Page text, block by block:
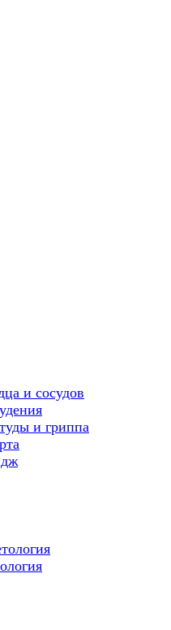
и сосудов
и гриппа